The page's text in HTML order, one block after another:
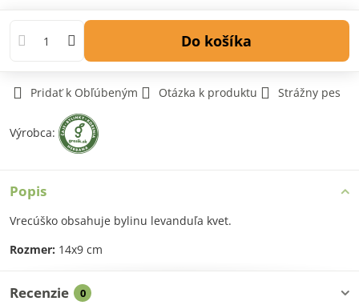
Do košíka
Pridať k Obľúbeným Otázka k produktu Strážny pes
Výrobca:
Popis
Vrecúško obsahuje bylinu levanduľa kvet.
Rozmer: 14x9 cm
Recenzie 0